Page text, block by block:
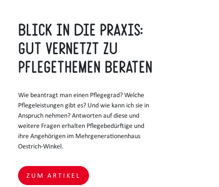
Blick in die Praxis:
Gut vernetzt zu
Pflegethemen beraten
Wie beantragt man einen Pflegegrad? Welche
Pflegeleistungen gibt es? Und wie kann ich sie in
Anspruch nehmen? Antworten auf diese und
weitere Fragen erhalten Pflegebedürftige und
ihre Angehörigen im Mehrgenerationenhaus
Oestrich-Winkel.
ZUM ARTIKEL